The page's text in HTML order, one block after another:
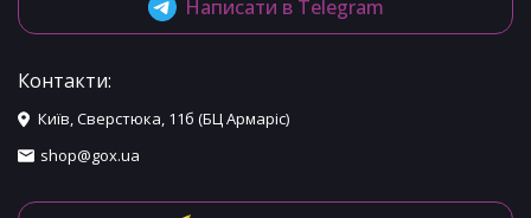
Написати в Telegram
Контакти:
Київ, Сверстюка, 11б (БЦ Армаріс)
shop@gox.ua